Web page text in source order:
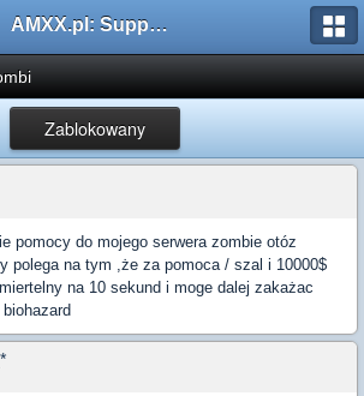
AMXX.pl: Support AMX Mod X i SourceMod
Zablokowany
pomocy do mojego serwera zombie otóz
polega na tym ,że za pomoca / szal i 10000$
na 10 sekund i moge dalej zakażac